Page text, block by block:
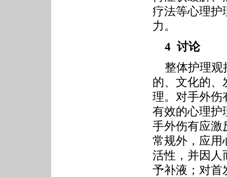
疗法等心理护
力。
4 讨论
整体护理观
的、文化的、
理。对手外伤
有效的心理护
手外伤有应激
常规外，应用
活性，并因人
予补液；对首